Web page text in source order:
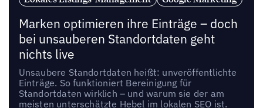
Marken optimieren ihre Einträge – doch
bei unsauberen Standortdaten geht
nichts live
Unsaubere Standortdaten heißt: unveröffentlichte
Einträge. So funktioniert Bereinigung für
Standortdaten wirklich – und warum sie der am
meisten unterschätzte Hebel im lokalen SEO ist.